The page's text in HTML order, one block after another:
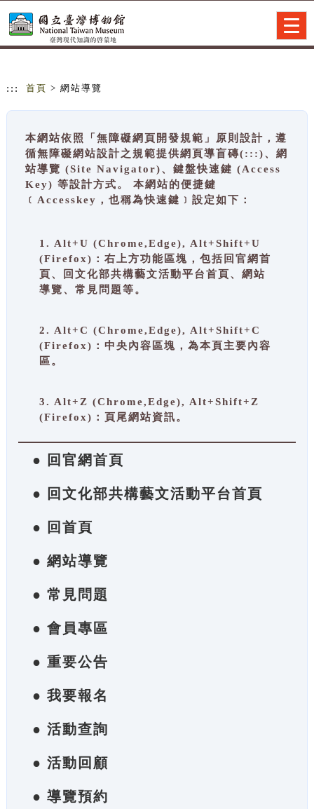
::: 首頁 > 網站導覽
本網站依照「無障礙網頁開發規範」原則設計，遵
循無障礙網站設計之規範提供網頁導盲磚(:::)、網
站導覽 (Site Navigator)、鍵盤快速鍵 (Access
Key) 等設計方式。 本網站的便捷鍵
﹝Accesskey，也稱為快速鍵﹞設定如下：
1. Alt+U (Chrome,Edge), Alt+Shift+U
(Firefox)：右上方功能區塊，包括回官網首
頁、回文化部共構藝文活動平台首頁、網站
導覽、常見問題等。
2. Alt+C (Chrome,Edge), Alt+Shift+C
(Firefox)：中央內容區塊，為本頁主要內容
區。
3. Alt+Z (Chrome,Edge), Alt+Shift+Z
(Firefox)：頁尾網站資訊。
● 回官網首頁
● 回文化部共構藝文活動平台首頁
● 回首頁
● 網站導覽
● 常見問題
● 會員專區
● 重要公告
● 我要報名
● 活動查詢
● 活動回顧
● 導覽預約